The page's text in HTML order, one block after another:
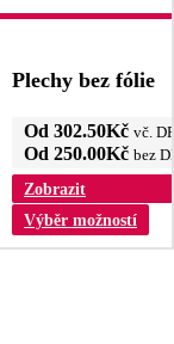
Plechy bez fólie
Od 302.50Kč vč.
Od 250.00Kč bez
Zobrazit
Výběr možností